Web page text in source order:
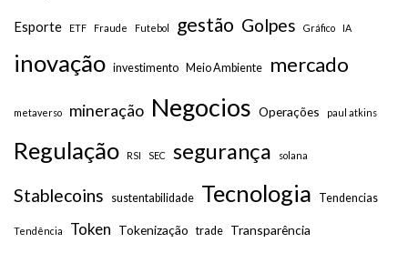
Esporte ETF Fraude Futebol gestão Golpes Gráfico IA
inovação investimento Meio Ambiente mercado
metaverso mineração Negocios Operações paul atkins
Regulação RSI SEC segurança solana
Stablecoins sustentabilidade Tecnologia Tendencias
Tendência Token Tokenização trade Transparência